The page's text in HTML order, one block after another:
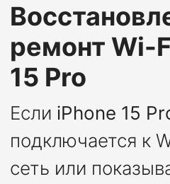
ремонт Wi-
15 Pro
Если iPhone 15
подключается к
сеть или